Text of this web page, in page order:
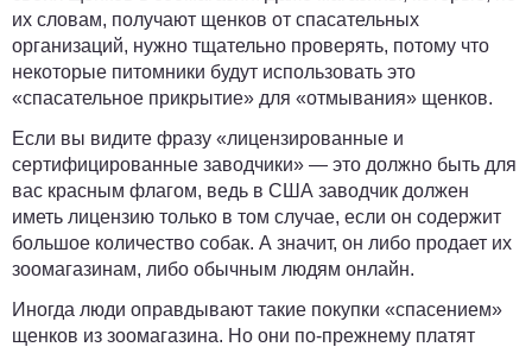
их словам, получают щенков от спасательных
организаций, нужно тщательно проверять, потому что
некоторые питомники будут использовать это
«спасательное прикрытие» для «отмывания» щенков.
Если вы видите фразу «лицензированные и
сертифицированные заводчики» — это должно быть для
вас красным флагом, ведь в США заводчик должен
иметь лицензию только в том случае, если он содержит
большое количество собак. А значит, он либо продает их
зоомагазинам, либо обычным людям онлайн.
Иногда люди оправдывают такие покупки «спасением»
щенков из зоомагазина. Но они по-прежнему платят